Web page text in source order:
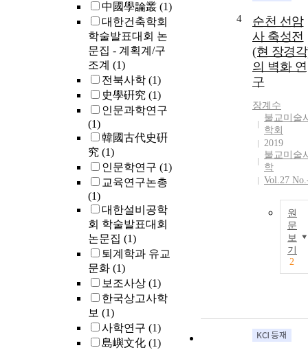
中國學論叢 (1)
대한건축학회
학술발표대회 논
문집 - 계획계/구
조계 (1)
전북사학 (1)
史學硏究 (1)
인문과학연구
(1)
韓國古代史硏
究 (1)
인문학연구 (1)
교육연구논총
(1)
대한설비공학
회 학술발표대회
논문집 (1)
퇴계학과 유교
문화 (1)
보조사상 (1)
한국상고사학
보 (1)
사학연구 (1)
島嶼文化 (1)
하기도 하였
즉 인간 삶의
저를 이루고
는 生老病死에
대한 祈福과
福에 대한 욕
를 유교가 대
할 수 없었기
문이다. 이러한
왕실원당에 봉
안된 원당주
대의 왕을 기
으로 위로는
王先后와 王
신 및 妃嬪, 그
리고 자신의
식인 王子와
女, 그리고 형
자매 등과 같
서 가장 많이
안된 사람은
4
순천 선암
사 축성전
(현 장경
의 벽화 연
구
장계수
불교미술
학회
2019
불교미술
학
Vol.27
원
문
보
기
2